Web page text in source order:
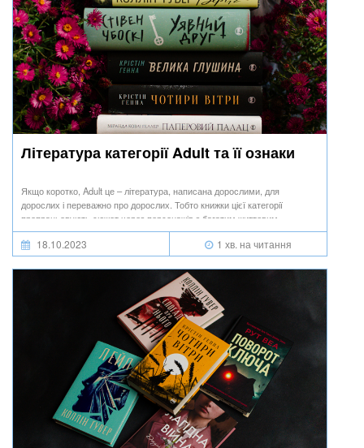
Література категорії Adult та її ознаки
Якщо коротко, Adult це – література, написана дорослими, для
дорослих і переважно про дорослих. Тобто книжки цієї категорії
пропрацьовують сюжет через персонажів з багатим життєвим
досвідом, набутим упродовж життя.
18.10.2023 1 хв. на читання